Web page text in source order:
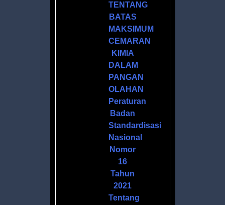
TENTANG
BATAS
MAKSIMUM
CEMARAN
KIMIA
DALAM
PANGAN
OLAHAN
Peraturan
Badan
Standardisasi
Nasional
Nomor
16
Tahun
2021
Tentang